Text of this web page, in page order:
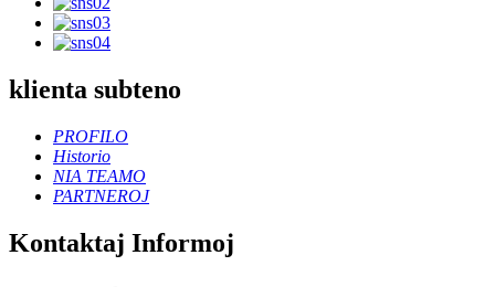
klienta subteno
PROFILO
Historio
NIA TEAMO
PARTNEROJ
Kontaktaj Informoj